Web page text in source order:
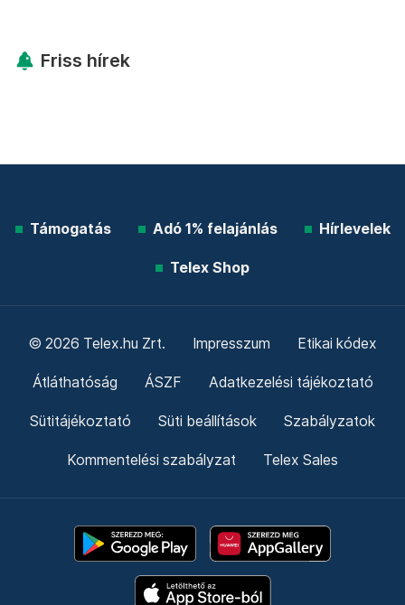
Friss hírek
Támogatás Adó 1% felajánlás Hírlevelek
Telex Shop
© 2026 Telex.hu Zrt. Impresszum Etikai kódex
Átláthatóság ÁSZF Adatkezelési tájékoztató
Sütitájékoztató Süti beállítások Szabályzatok
Kommentelési szabályzat Telex Sales